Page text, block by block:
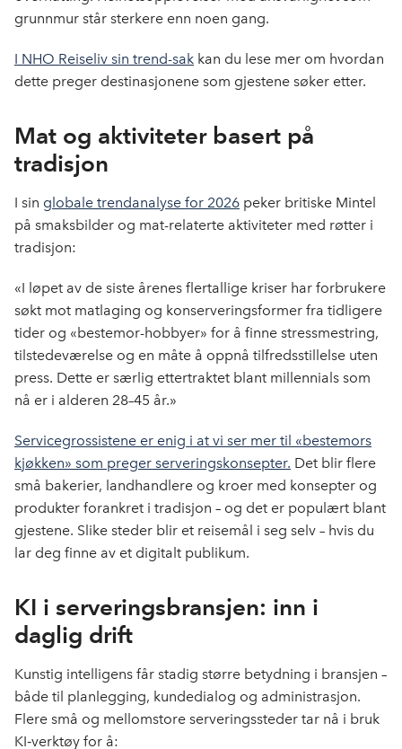
grunnmur står sterkere enn noen gang.
I NHO Reiseliv sin trend-sak kan du lese mer om hvordan
dette preger destinasjonene som gjestene søker etter.
Mat og aktiviteter basert på
tradisjon
I sin globale trendanalyse for 2026 peker britiske Mintel
på smaksbilder og mat-relaterte aktiviteter med røtter i
tradisjon:
«I løpet av de siste årenes flertallige kriser har forbrukere
søkt mot matlaging og konserveringsformer fra tidligere
tider og «bestemor-hobbyer» for å finne stressmestring,
tilstedeværelse og en måte å oppnå tilfredsstillelse uten
press. Dette er særlig ettertraktet blant millennials som
nå er i alderen 28–45 år.»
Servicegrossistene er enig i at vi ser mer til «bestemors
kjøkken» som preger serveringskonsepter. Det blir flere
små bakerier, landhandlere og kroer med konsepter og
produkter forankret i tradisjon – og det er populært blant
gjestene. Slike steder blir et reisemål i seg selv – hvis du
lar deg finne av et digitalt publikum.
KI i serveringsbransjen: inn i
daglig drift
Kunstig intelligens får stadig større betydning i bransjen –
både til planlegging, kundedialog og administrasjon.
Flere små og mellomstore serveringssteder tar nå i bruk
KI‑verktøy for å: